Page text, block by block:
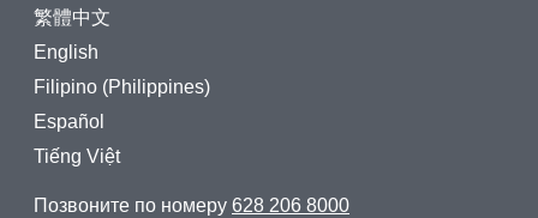
繁體中文
English
Filipino (Philippines)
Español
Tiếng Việt
Позвоните по номеру 628 206 8000